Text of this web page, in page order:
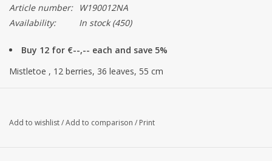
Article number:
W190012NA
Availability:
In stock(450)
Buy 12 for €--,-- each and save 5%
Mistletoe , 12 berries, 36 leaves, 55 cm
Add to wishlist/Add to comparison / Print